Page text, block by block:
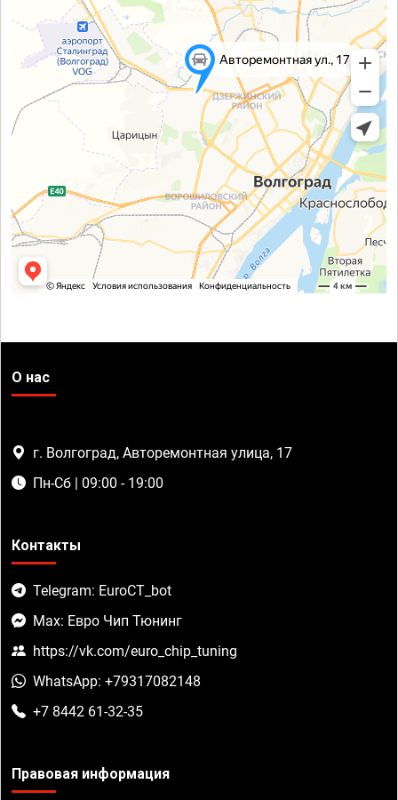
О нас
г. Волгоград, Авторемонтная улица, 17
Пн-Сб | 09:00 - 19:00
Контакты
Telegram: EuroCT_bot
Max: Евро Чип Тюнинг
https://vk.com/euro_chip_tuning
WhatsApp: +79317082148
+7 8442 61-32-35
Правовая информация